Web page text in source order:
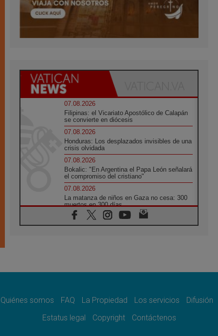
07.08.2026
Filipinas: el Vicariato Apostólico de Calapán
se convierte en diócesis
07.08.2026
Honduras: Los desplazados invisibles de una
crisis olvidada
07.08.2026
Bokalic: "En Argentina el Papa León señalará
el compromiso del cristiano"
07.08.2026
La matanza de niños en Gaza no cesa: 300
muertos en 300 días
07.08.2026
Tagle: La guerra desfigura el mundo, solo la
como misión al servicio del Evangelio
SIGNIS 2026, dar voz a las religiosas en el
Quiénes somos FAQ La Propiedad Los servicios
Difusión
Estatus legal
Copyright Contáctenos